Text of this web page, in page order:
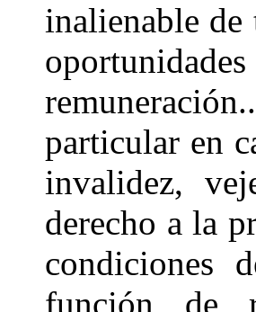
inalienable de
particular en
invalidez,
derecho a la
condiciones
función de